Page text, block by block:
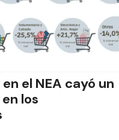
en el NEA cayó un
los